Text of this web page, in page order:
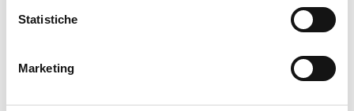
Statistiche
Marketing